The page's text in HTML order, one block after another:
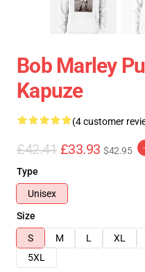
Bob Marley
Kapuze
(4 customer
£42.41 £33.93 $42.95
Type
Unisex
Size
S
M L XL
5XL